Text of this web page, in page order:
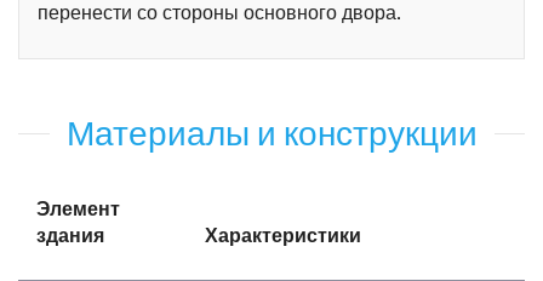
перенести со стороны основного двора.
Материалы и конструкции
Элемент
здания
Характеристики